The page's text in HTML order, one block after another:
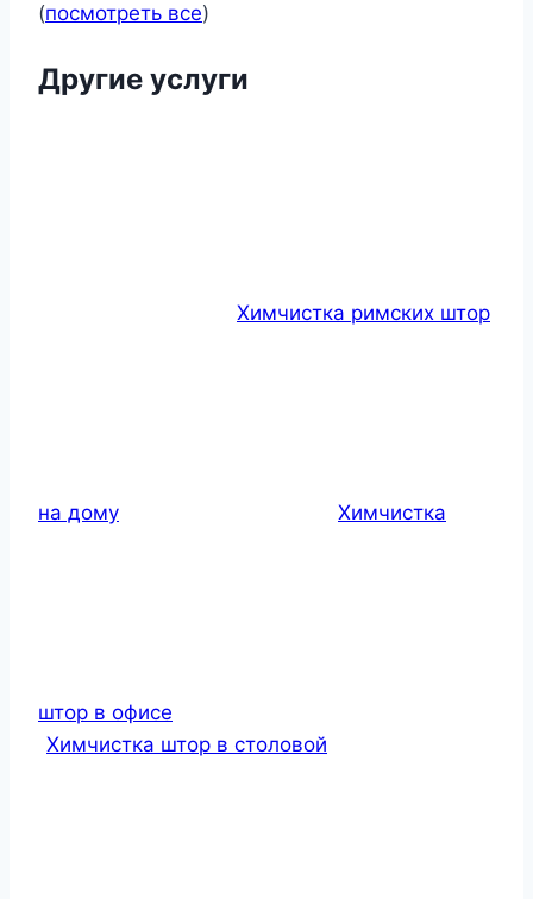
(посмотреть все)
Другие услуги
Химчистка римских штор
на дому Химчистка
штор в офисе
Химчистка штор в столовой